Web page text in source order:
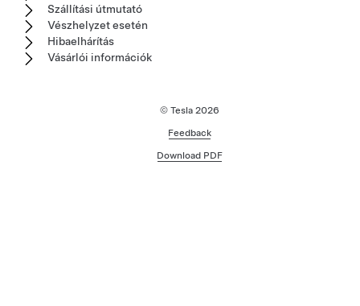
Szállítási útmutató
Vészhelyzet esetén
Hibaelhárítás
Vásárlói információk
© Tesla 2026
Feedback
Download PDF